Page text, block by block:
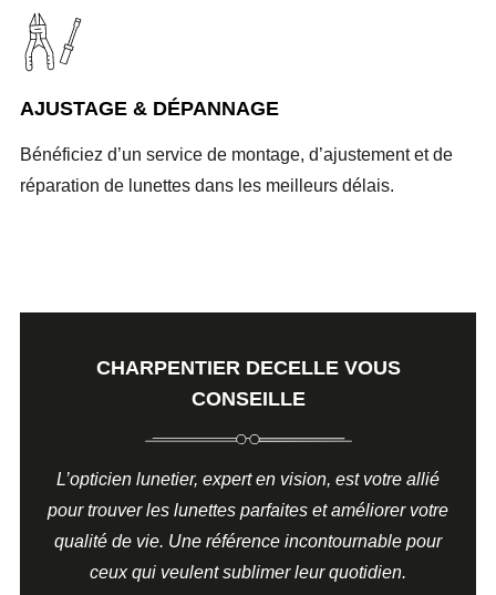
AJUSTAGE & DÉPANNAGE
Bénéficiez d’un service de montage, d’ajustement et de
réparation de lunettes dans les meilleurs délais.
CHARPENTIER DECELLE VOUS
CONSEILLE
L’opticien lunetier, expert en vision, est votre allié
pour trouver les lunettes parfaites et améliorer votre
qualité de vie. Une référence incontournable pour
ceux qui veulent sublimer leur quotidien.